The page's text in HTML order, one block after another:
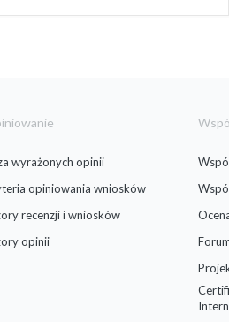
wyrażonych opinii
opiniowania wniosków
recenzji i wniosków
opinii